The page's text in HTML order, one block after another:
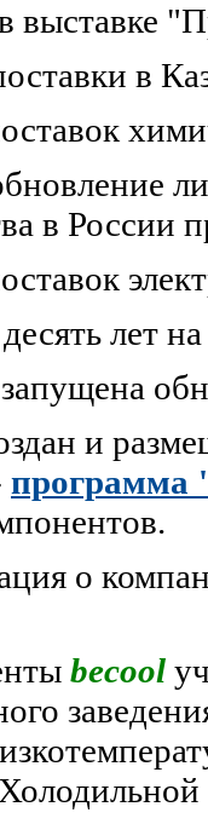
в выставке
в
в России
лет
и
программа
о
becool